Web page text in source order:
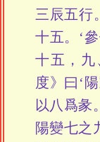
三辰五行
十五。‘
十五，九
度》曰‘
以八爲彖
陽變七之